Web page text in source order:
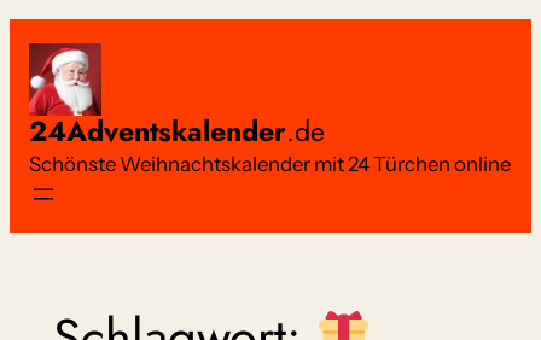
Inhalt
springen
24Adventskalender.de
Schönste Weihnachtskalender mit 24 Türchen online